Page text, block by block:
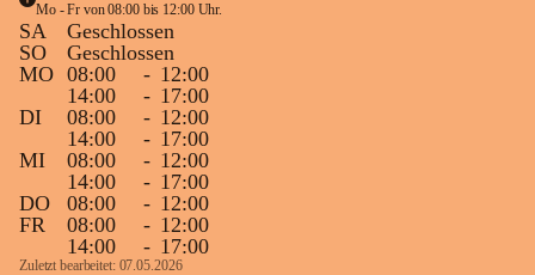
Mo - Fr von 08:00 bis 12:00 Uhr.
SA
Geschlossen
SO
Geschlossen
MO 08:00 - 12:00
14:00
- 17:00
DI
08:00 - 12:00
14:00
- 17:00
MI
08:00 - 12:00
14:00
- 17:00
DO
08:00 - 12:00
FR
08:00 - 12:00
14:00
- 17:00
Zuletzt bearbeitet: 07.05.2026